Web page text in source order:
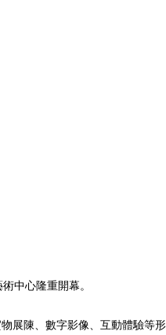
中心隆重開幕。
展陳、數字影像、互動體驗等